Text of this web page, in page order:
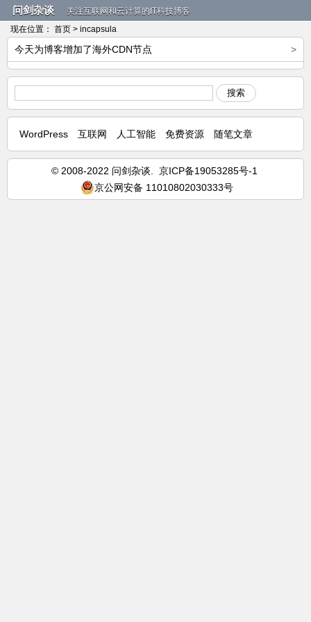
问剑杂谈
关注互联网和云计算的IT科技博客
现在位置： 首页 > incapsula
>
今天为博客增加了海外CDN节点
搜索
WordPress 互联网 人工智能 免费资源 随笔文章
© 2008-2022 问剑杂谈. 京ICP备19053285号-1
京公网安备 11010802030333号